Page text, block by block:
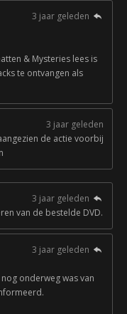
3 jaar geleden
& Mysteries lees is
te ontvangen als
3 jaar geleden
de actie voorbij
3 jaar geleden
van de bestelde DVD.
3 jaar geleden
onderweg was van